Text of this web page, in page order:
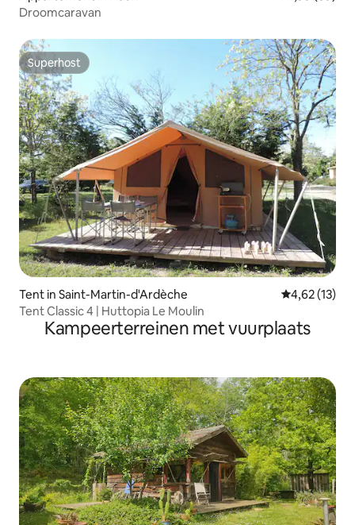
Droomcaravan
Superhost
Superhost
Tent in Saint-Martin-d'Ardèche Gemiddelde
4,62 (13)
Tent Classic 4 | Huttopia Le Moulin
Kampeerterreinen met vuurplaats